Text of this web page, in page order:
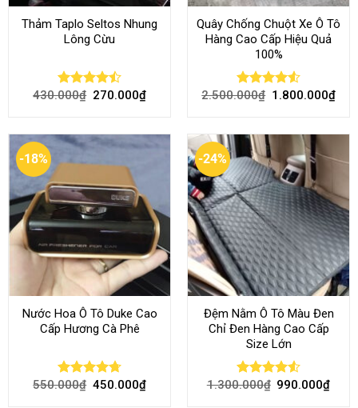
Thảm Taplo Seltos Nhung
Lông Cừu
Rated
430.000₫ 270.000₫
Quây Chống Chuột Xe Ô Tô
Hàng Cao Cấp Hiệu Quả
100%
Rated 4.51
2.500.000₫ 1.800.000₫
-18%
Nước Hoa Ô Tô Duke Cao
Cấp Hương Cà Phê
Rated4.70
550.000₫ 450.000₫
-24%
Đệm Nằm Ô Tô Màu Đen
Chỉ Đen Hàng Cao Cấp
Size Lớn
Rated 4.54
1.300.000₫ 990.000₫